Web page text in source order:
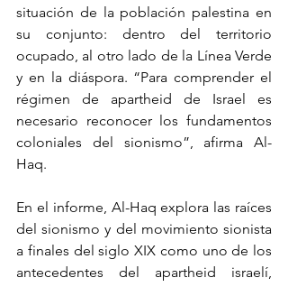
situación de la población palestina en
su conjunto: dentro del territorio
ocupado, al otro lado de la Línea Verde
y en la diáspora. “Para comprender el
régimen de apartheid de Israel es
necesario reconocer los fundamentos
coloniales del sionismo”, afirma Al-
Haq.
En el informe, Al-Haq explora las raíces
del sionismo y del movimiento sionista
a finales del siglo XIX como uno de los
antecedentes del apartheid israelí,